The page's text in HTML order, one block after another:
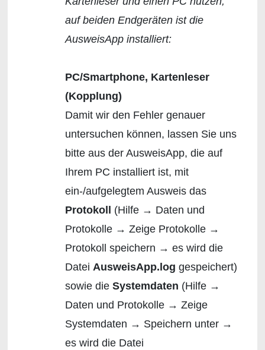
auf beiden Endgeräten ist die
AusweisApp installiert:
PC/Smartphone, Kartenleser
(Kopplung)
Damit wir den Fehler genauer
untersuchen können, lassen Sie uns
bitte aus der AusweisApp, die auf
Ihrem PC installiert ist, mit
ein-/aufgelegtem Ausweis das
Protokoll (Hilfe → Daten und
Protokolle → Zeige Protokolle →
Protokoll speichern → es wird die
Datei AusweisApp.log gespeichert)
sowie die Systemdaten (Hilfe →
Daten und Protokolle → Zeige
Systemdaten → Speichern unter →
es wird die Datei